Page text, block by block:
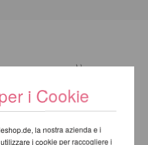
i Cookie
la nostra azienda e i
i cookie per raccogliere i